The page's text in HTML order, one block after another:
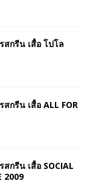
สกรีน เสื้อ โปโล
กรีน เสื้อ ALL FOR
กรีน เสื้อ SOCIAL
2009